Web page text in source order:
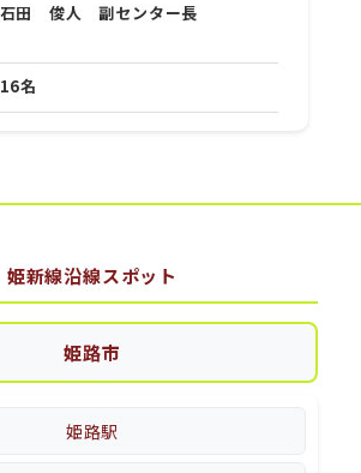
石田 俊人 副センター長
16名
姫新線沿線スポット
姫路市
姫路駅